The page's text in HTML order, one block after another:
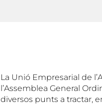
La Unió Empresarial de
l’Assemblea General
diversos punts a tractar,